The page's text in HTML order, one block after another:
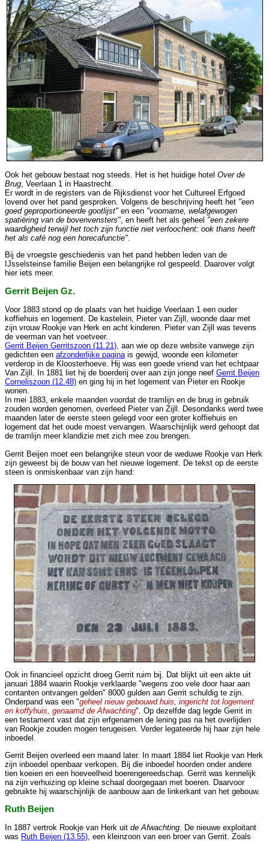
Ook het gebouw bestaat nog steeds. Het is het huidige hotel Over de
Brug , Veerlaan 1 in Haastrecht.
Er wordt in de registers van de Rijksdienst voor het Cultureel Erfgoed
lovend over het pand gesproken. Volgens de beschrijving heeft het "een
goed geproportioneerde gootlijst" en een "voorname, welafgewogen
spatiëring van de bovenvensters" , en heeft het als geheel "een zekere
waardigheid terwijl het toch zijn functie niet verloochent: ook thans heeft
het als café nog een horecafunctie"
Bij de vroegste geschiedenis van het pand hebben leden van de
IJsselsteinse familie Beijen een belangrijke rol gespeeld. Daarover volgt
hier iets meer.
Gerrit Beijen Gz.
Voor 1883 stond op de plaats van het huidige Veerlaan 1 een ouder
koffiehuis en logement. De kastelein, Pieter van Zijll, woonde daar met
zijn vrouw Rookje van Herk en acht kinderen. Pieter van Zijll was tevens
de veerman van het voetveer.
Gerrit Beijen Gerritszoon (11.21) , aan wie op deze website vanwege zijn
gedichten een afzonderlijke pagina is gewijd, woonde een kilometer
verderop in de Kloosterhoeve. Hij was een goede vriend van het echtpaar
Van Zijll. In 1881 liet hij de boerderij over aan zijn jonge neef Gerrit Beijen
Corneliszoon (12.48) en ging hij in het logement van Pieter en Rookje
wonen.
In mei 1883, enkele maanden voordat de tramlijn en de brug in gebruik
zouden worden genomen, overleed Pieter van Zijll. Desondanks werd twee
maanden later de eerste steen gelegd voor een groter koffiehuis en
logement dat het oude moest vervangen. Waarschijnlijk werd gehoopt dat
de tramlijn meer klandizie met zich mee zou brengen.
Gerrit Beijen moet een belangrijke steun voor de weduwe Rookje van Herk
zijn geweest bij de bouw van het nieuwe logement. De tekst op de eerste
steen is onmiskenbaar van zijn hand:
Ook in financieel opzicht droeg Gerrit ruim bij. Dat blijkt uit een akte uit
januari 1884 waarin Rookje verklaarde "wegens zoo vele door haar aan
contanten ontvangen gelden" 8000 gulden aan Gerrit schuldig te zijn.
Onderpand was een "geheel nieuw gebouwd huis, ingericht tot logement
en koffyhuis, genaamd de Afwachting". Op dezelfde dag legde Gerrit in
een testament vast dat zijn erfgenamen de lening pas na het overlijden
van Rookje zouden mogen terugeisen. Verder legateerde hij haar zijn hele
inboedel.
Gerrit Beijen overleed een maand later. In maart 1884 liet Rookje van Herk
zijn inboedel openbaar verkopen. Bij die inboedel hoorden onder andere
tien koeien en een hoeveelheid boerengereedschap. Gerrit was kennelijk
na zijn verhuizing op kleine schaal doorgegaan met boeren. Daarvoor
gebruikte hij waarschijnlijk de aanbouw aan de linkerkant van het gebouw.
Ruth Beijen
In 1887 vertrok Rookje van Herk uit de Afwachting . De nieuwe exploitant
was Ruth Beijen (13.55) , een kleinzoon van een broer van Gerrit. Zoals